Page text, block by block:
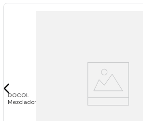
DOCOL
Mezcladora Lavatorio Docol Riva 00447306